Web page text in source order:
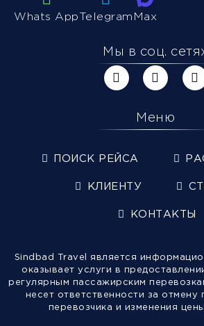
Whats App Telegram Max
Мы в соц.
Меню
ПОИСК РЕЙСА
КЛИЕНТУ
КОНТАКТЫ
Sindbad Travel является
оказывает услуги в
регулярным пассажирским
несет ответственности за отмену
перевозчика и изменения